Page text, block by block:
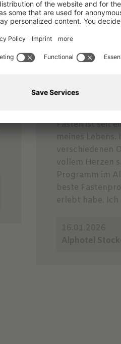
Das
Fasten ist seit
meines Lebens.
verschiedenen
vollem Herzen
Programm im
beste
erlebt habe. Ich